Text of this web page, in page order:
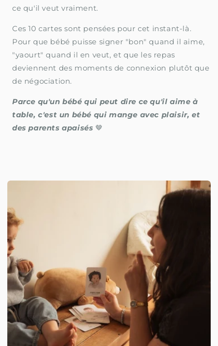
ce qu'il veut vraiment.
Ces 10 cartes sont pensées pour cet instant-là.
Pour que bébé puisse signer "bon" quand il aime,
"yaourt" quand il en veut, et que les repas
deviennent des moments de connexion plutôt que
de négociation.
Parce qu'un bébé qui peut dire ce qu'il aime à
table, c'est un bébé qui mange avec plaisir, et
des parents apaisés 🤎